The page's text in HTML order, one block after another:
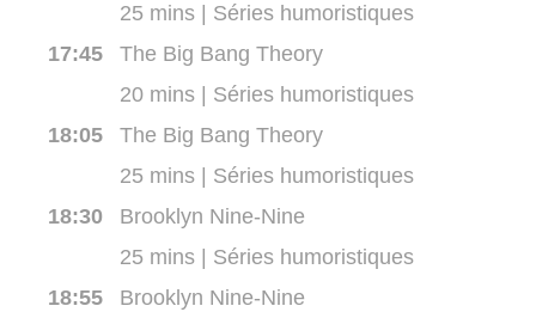
25 mins | Séries humoristiques
17:45The Big Bang Theory
20 mins | Séries humoristiques
18:05The Big Bang Theory
25 mins | Séries humoristiques
18:30Brooklyn Nine-Nine
25 mins | Séries humoristiques
18:55Brooklyn Nine-Nine